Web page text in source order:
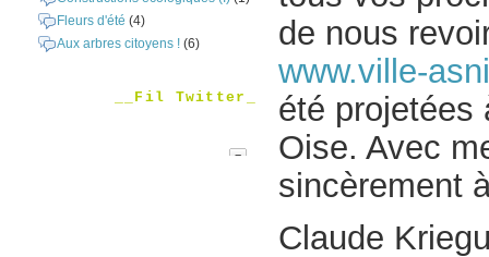
Fleurs d'été (4)
Aux arbres citoyens ! (6)
__Fil Twitter_
de nous
www.ville-
été projetées
Oise. Avec
sincèrement
Claude